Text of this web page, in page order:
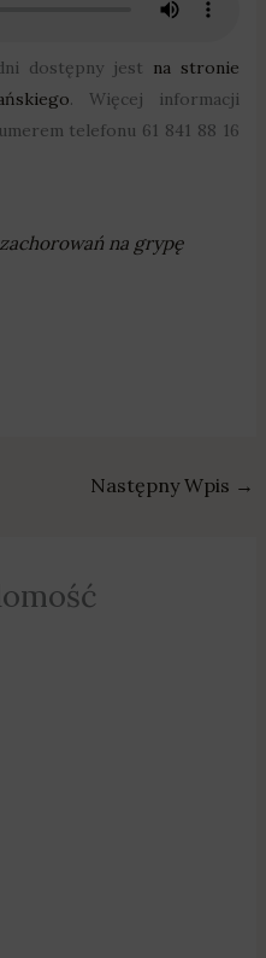
dostępny jest na stronie
. Więcej informacji
telefonu 61 841 88 16
na grypę
Następny Wpis →